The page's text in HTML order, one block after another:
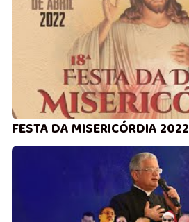
FESTA DA MISERICÓRDIA 2022